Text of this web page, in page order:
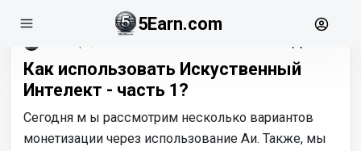
5Earn.com
Как использовать Искуственный
Интелект - часть 1?
Сегодня м ы рассмотрим несколько вариантов
монетизации через использование Аи. Также, мы